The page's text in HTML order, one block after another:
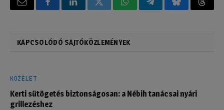
Email FacebookLinkedInTwitterWhatsAppTelegramBluesky
KAPCSOLÓDÓ SAJTÓKÖZLEMÉNYEK
KÖZÉLET
Kerti sütögetés biztonságosan: a Nébih tanácsai nyári
grillezéshez